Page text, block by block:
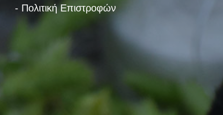
- Πολιτική Επιστροφών